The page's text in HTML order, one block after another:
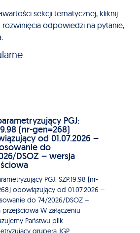
sekcji tematycznej, kliknij
rozwinięcia odpowiedzi na pytanie,
PGJ:
(nr-gen=268)
od 01.07.2026 –
do
DSOZ – wersja
PGJ: SZP.19.98 (nr-
obowiązujący od 01.07.2026 –
do 74/2026/DSOZ –
przejściowa W załączeniu
Państwu plik
grupera JGP